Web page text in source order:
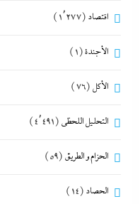
اقتصاد (1٬277)
الأجندة(1)
الأكل (76)
التحليل اللحظي (4٬491)
الحزام و الطريق (59)
الحصاد (14)